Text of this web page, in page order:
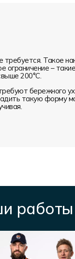
требуется. Такое
–
200°С.
бережного
такую форму
работы